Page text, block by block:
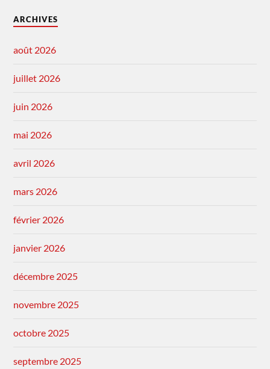
ARCHIVES
août 2026
juillet 2026
juin 2026
mai 2026
avril 2026
mars 2026
février 2026
janvier 2026
décembre 2025
novembre 2025
octobre 2025
septembre 2025